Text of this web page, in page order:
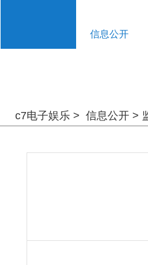
信息公开
c7电子娱乐 > 信息公开 >